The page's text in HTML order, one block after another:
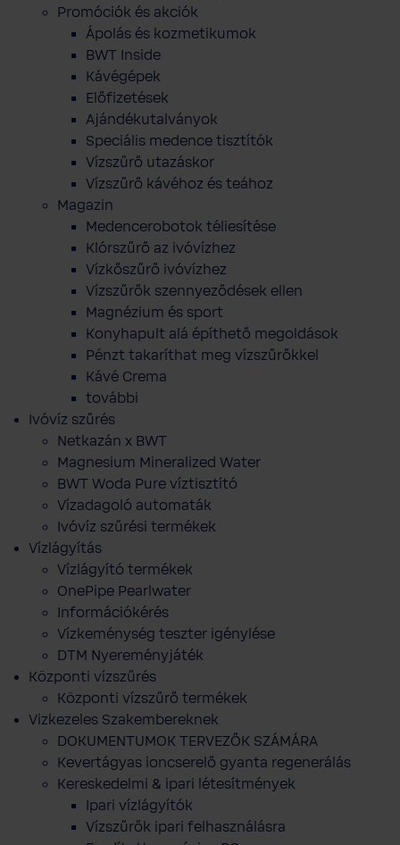
Promóciók és akciók
Ápolás és kozmetikumok
BWT Inside
Kávégépek
Előfizetések
Ajándékutalványok
Speciális medence tisztítók
Vízszűrő utazáskor
Vízszűrő kávéhoz és teához
Magazin
Medencerobotok téliesítése
Klórszűrő az ivóvízhez
Vízkőszűrő ivóvízhez
Vízszűrők szennyeződések ellen
Magnézium és sport
Konyhapult alá építhető megoldások
Pénzt takaríthat meg vízszűrőkkel
Kávé Crema
további
Ivóvíz szűrés
Netkazán x BWT
Magnesium Mineralized Water
BWT Woda Pure víztisztító
Vízadagoló automaták
Ivóvíz szűrési termékek
Vízlágyítás
Vízlágyító termékek
OnePipe Pearlwater
Információkérés
Vízkeménység teszter igénylése
DTM Nyereményjáték
Központi vízszűrés
Központi vízszűrő termékek
Vizkezeles Szakembereknek
DOKUMENTUMOK TERVEZŐK SZÁMÁRA
Kevertágyas ioncserelő gyanta regenerálás
Kereskedelmi & ipari létesítmények
Ipari vízlágyítók
Vízszűrők ipari felhasználásra